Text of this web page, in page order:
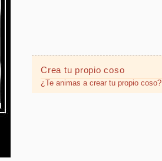
Crea tu propiocoso
¿Te animas a crear tu propio coso?